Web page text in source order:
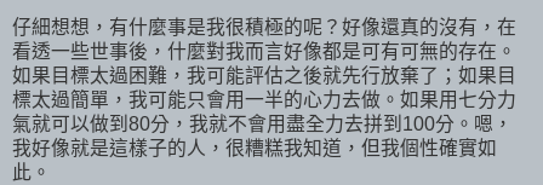
仔細想想，有什麼事是我很積極的呢？好像還真的沒有，在
看透一些世事後，什麼對我而言好像都是可有可無的存在。
如果目標太過困難，我可能評估之後就先行放棄了；如果目
標太過簡單，我可能只會用一半的心力去做。如果用七分力
氣就可以做到80分，我就不會用盡全力去拼到100分。嗯，
我好像就是這樣子的人，很糟糕我知道，但我個性確實如
此。